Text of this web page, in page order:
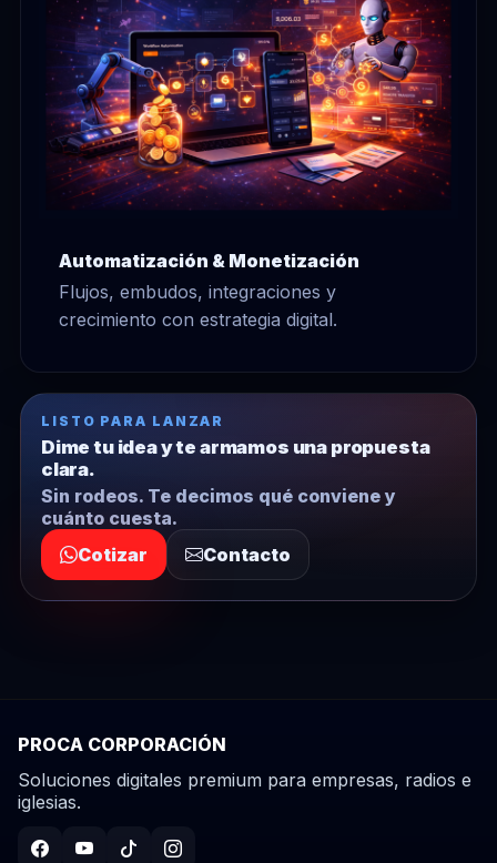
Automatización & Monetización
Flujos, embudos, integraciones y
crecimiento con estrategia digital.
LISTO PARA LANZAR
Dime tu idea y te armamos una propuesta
clara.
Sin rodeos. Te decimos qué conviene y
cuánto cuesta.
Cotizar
Contacto
PROCA CORPORACIÓN
Soluciones digitales premium para empresas, radios e
iglesias.